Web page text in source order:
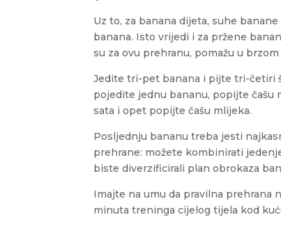
Uz to, za banana dijeta, suhe
banana. Isto vrijedi i za pržene
su za ovu prehranu, pomažu u
Jedite tri-pet banana i pijte tri-četiri
pojedite jednu bananu, popijte čašu
sata i opet popijte čašu mlijeka.
Posljednju bananu treba jesti
prehrane: možete kombinirati
biste diverzificirali plan obrokaza
Imajte na umu da pravilna prehrana
minuta treninga cijelog tijela kod